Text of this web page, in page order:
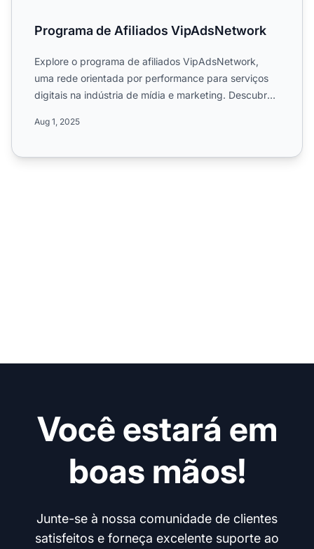
Programa de Afiliados VipAdsNetwork
Explore o programa de afiliados VipAdsNetwork,
uma rede orientada por performance para serviços
digitais na indústria de mídia e marketing. Descubra
Aug 1, 2025
Você estará em
boas mãos!
Junte-se à nossa comunidade de clientes
satisfeitos e forneça excelente suporte ao